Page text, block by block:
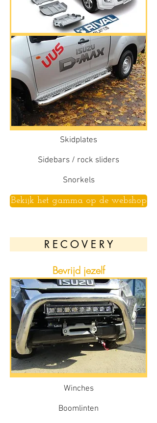
Skidplates
Sidebars / rock sliders
Snorkels
Bekijk het gamma op de webshop
R E C O V E R Y
Bevrijd jezelf
Winches
Boomlinten